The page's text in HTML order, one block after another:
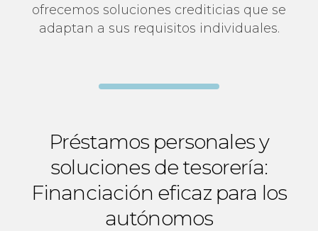
ofrecemos soluciones crediticias que se
adaptan a sus requisitos individuales.
Préstamos personales y
soluciones de tesorería:
Financiación eficaz para los
autónomos